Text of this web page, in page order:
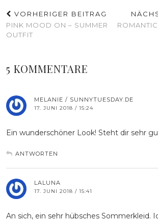
VORHERIGER BEITRAG
PINK MOOD ON – SUMMER
OUTFIT
5 KOMMENTARE
MELANIE / SUNNYTUESDAY.DE
17. JUNI 2018 / 15:24
Ein wunderschöner Look! Steht dir sehr
ANTWORTEN
LALUNA
17. JUNI 2018 / 15:41
An sich, ein sehr hübsches Sommerkleid.